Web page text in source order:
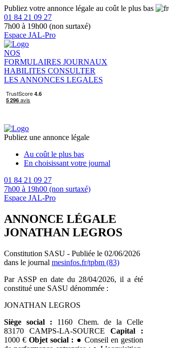
Publiez votre annonce légale au coût le plus bas
01 84 21 09 27
7h00 à 19h00 (non surtaxé)
Espace JAL-Pro
NOS
FORMULAIRES JOURNAUX
HABILITES CONSULTER
LES ANNONCES LEGALES
Publiez une annonce légale
Au coût le plus bas
En choisissant votre journal
01 84 21 09 27
7h00 à 19h00 (non surtaxé)
Espace JAL-Pro
ANNONCE LÉGALE
JONATHAN LEGROS
Constitution SASU - Publiée le 02/06/2026
dans le journal mesinfos.fr/tpbm (83)
Par ASSP en date du 28/04/2026, il a été
constitué une SASU dénommée :
JONATHAN LEGROS
Siège social : 1160 Chem. de la Celle
83170 CAMPS-LA-SOURCE Capital :
1000 €Objet social : ● Conseil en gestion